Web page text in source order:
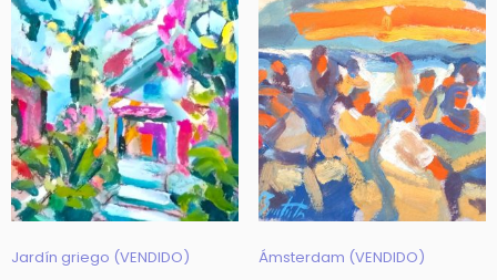
Jardín griego (VENDIDO) Ámsterdam (VENDIDO)